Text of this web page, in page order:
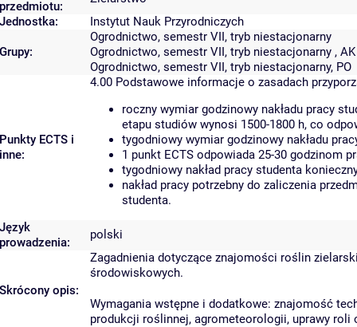
przedmiotu:
Jednostka:
Instytut Nauk Przyrodniczych
Grupy:
Ogrodnictwo, semestr VII, tryb niestacjonarny
Ogrodnictwo, semestr VII, tryb niestacjonarny , AK
Ogrodnictwo, semestr VII, tryb niestacjonarny, PO
Punkty ECTS i
inne:
4.00 Podstawowe informacje o zasadach
roczny wymiar godzinowy nakładu pracy
etapu studiów wynosi 1500-1800 h, co
tygodniowy wymiar godzinowy nakładu
1 punkt ECTS odpowiada 25-30 godzinom
tygodniowy nakład pracy studenta
nakład pracy potrzebny do zaliczenia
studenta.
Język
prowadzenia:
polski
Skrócony opis:
Zagadnienia dotyczące znajomości roślin
środowiskowych.
Wymagania wstępne i dodatkowe: znajomość
produkcji roślinnej, agrometeorologii, uprawy roli